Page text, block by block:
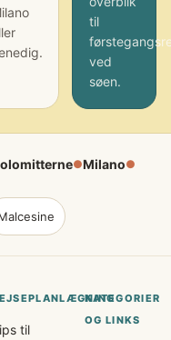
til
ved
søen.
●Milano●
til
KATEGORIER
OG LINKS